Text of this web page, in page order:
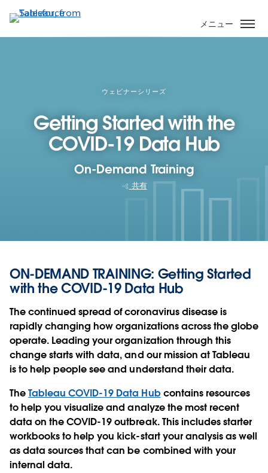
イ
ン
メニュー
ウェビナーシリーズ
Getting Started with the
COVID-19 Data Hub
On-Demand Training
共有
ON-DEMAND TRAINING: Getting Started
with the COVID-19 Data Hub
The continued spread of coronavirus disease is
rapidly changing how organizations across the globe
operate. Leading your organization through this
change starts with data, and our mission at Tableau
is to help people see and understand their data.
TheTableau COVID-19 Data Hub contains resources
to help you visualize and analyze the most recent
data on the COVID-19 outbreak. This includes starter
workbooks to help you kick-start your analysis as well
as data sources that can be combined with your
internal data.